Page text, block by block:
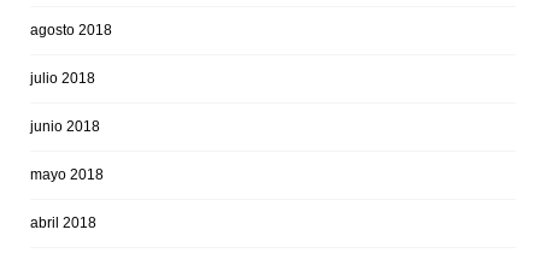
agosto 2018
julio 2018
junio 2018
mayo 2018
abril 2018